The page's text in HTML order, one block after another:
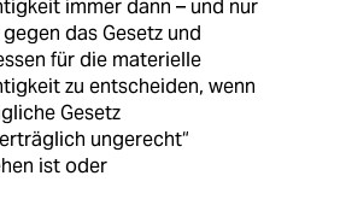
immer dann – und nur
das Gesetz und
für die materielle
zu entscheiden, wenn
Gesetz
ungerecht“
ist oder